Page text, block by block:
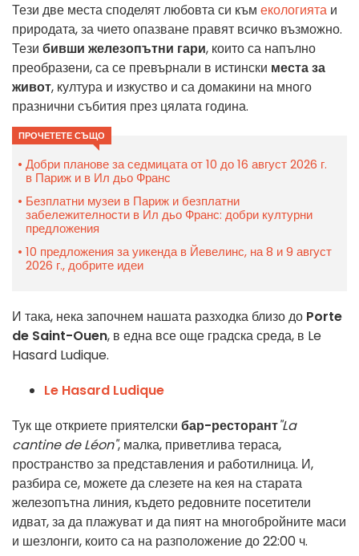
Тези две места споделят любовта си към екологията и
природата, за чието опазване правят всичко възможно.
Тези бивши железопътни гари, които са напълно
преобразени, са се превърнали в истински места за
живот, култура и изкуство и са домакини на много
празнични събития през цялата година.
ПРОЧЕТЕТЕ СЪЩО
Добри планове за седмицата от 10 до 16 август 2026 г.
в Париж и в Ил дьо Франс
Безплатни музеи в Париж и безплатни
забележителности в Ил дьо Франс: добри културни
предложения
10 предложения за уикенда в Йевелинс, на 8 и 9 август
2026 г., добрите идеи
И така, нека започнем нашата разходка близо до Porte
de Saint-Ouen, в една все още градска среда, в Le
Hasard Ludique.
Le Hasard Ludique
Тук ще откриете приятелски бар-ресторант"La
cantine de Léon", малка, приветлива тераса,
пространство за представления и работилница. И,
разбира се, можете да слезете на кея на старата
железопътна линия, където редовните посетители
идват, за да плажуват и да пият на многобройните маси
и шезлонги, които са на разположение до 22:00 ч.